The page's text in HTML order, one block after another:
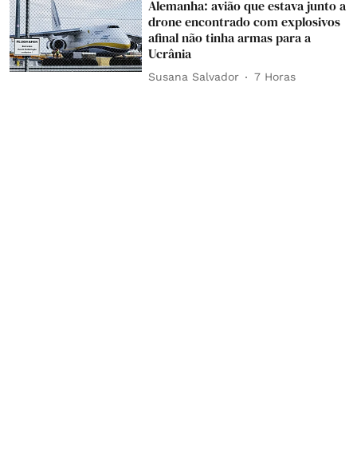
Alemanha: avião que estava junto a
drone encontrado com explosivos
afinal não tinha armas para a
Ucrânia
Susana Salvador 7 Horas